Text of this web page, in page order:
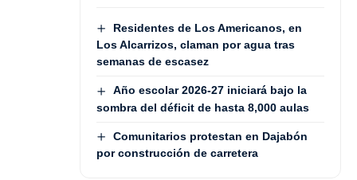
Residentes de Los Americanos, en
Los Alcarrizos, claman por agua tras
semanas de escasez
Año escolar 2026-27 iniciará bajo la
sombra del déficit de hasta 8,000 aulas
Comunitarios protestan en Dajabón
por construcción de carretera